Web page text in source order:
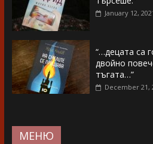
January 12,
“…децата са
двойно
тъгата…”
December 21,
МЕНЮ